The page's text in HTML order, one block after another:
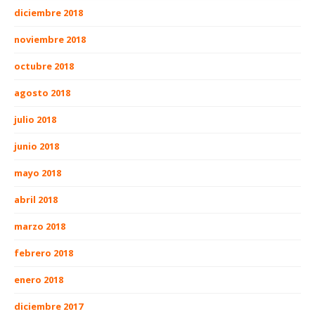
diciembre 2018
noviembre 2018
octubre 2018
agosto 2018
julio 2018
junio 2018
mayo 2018
abril 2018
marzo 2018
febrero 2018
enero 2018
diciembre 2017